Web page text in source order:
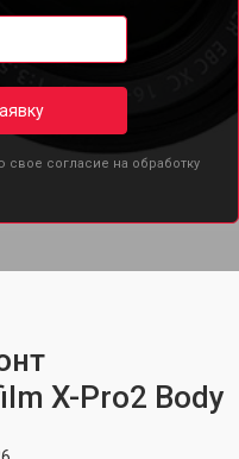
свое согласие на обработку
X-Pro2 Body